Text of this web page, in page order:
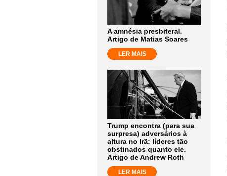
A amnésia presbiteral.
Artigo de Matias Soares
LER MAIS
Trump encontra (para sua
surpresa) adversários à
altura no Irã: líderes tão
obstinados quanto ele.
Artigo de Andrew Roth
LER MAIS